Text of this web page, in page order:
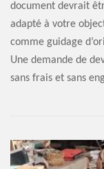
document devrait
adapté à votre
comme guidage
Une demande de
sans frais et sans